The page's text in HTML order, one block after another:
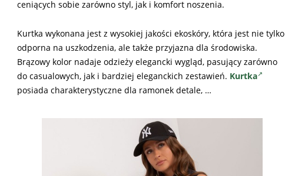
ceniących sobie zarówno styl, jak i komfort noszenia.
Kurtka wykonana jest z wysokiej jakości ekoskóry, która jest nie tylko
odporna na uszkodzenia, ale także przyjazna dla środowiska.
Brązowy kolor nadaje odzieży elegancki wygląd, pasujący zarówno
do casualowych, jak i bardziej eleganckich zestawień. Kurtka
posiada charakterystyczne dla ramonek detale, …